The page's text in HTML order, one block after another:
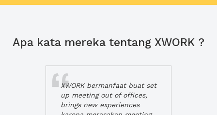
Apa kata mereka tentang XWORK ?
XWORK bermanfaat buat set
up meeting out of offices,
brings new experiences